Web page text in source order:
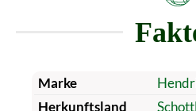
Marke
Herkunftsland